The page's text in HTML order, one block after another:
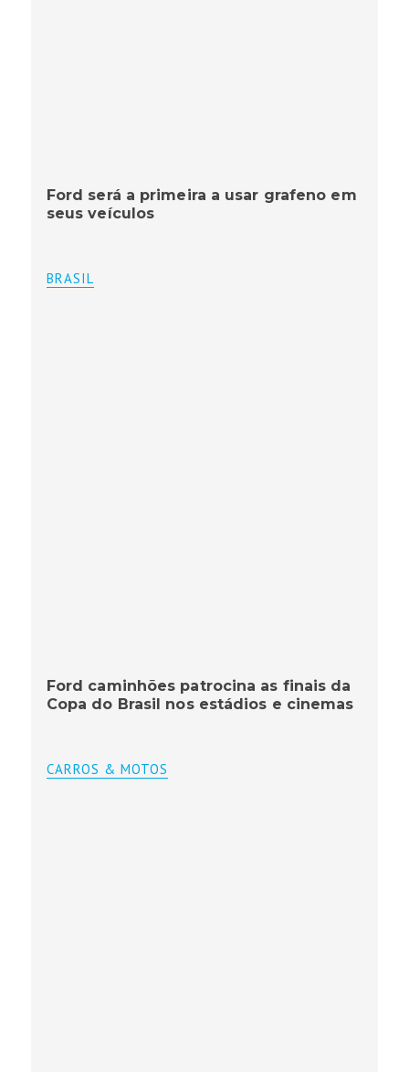
Ford será a primeira a usar grafeno em
seus veículos
BRASIL
Ford caminhões patrocina as finais da
Copa do Brasil nos estádios e cinemas
CARROS & MOTOS